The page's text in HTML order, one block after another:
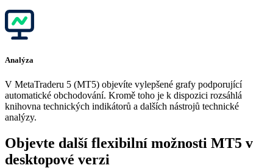
Analýza
V MetaTraderu 5 (MT5) objevíte vylepšené grafy podporující
automatické obchodování. Kromě toho je k dispozici rozsáhlá
knihovna technických indikátorů a dalších nástrojů technické
analýzy.
Objevte další flexibilní možnosti MT5 v
desktopové verzi